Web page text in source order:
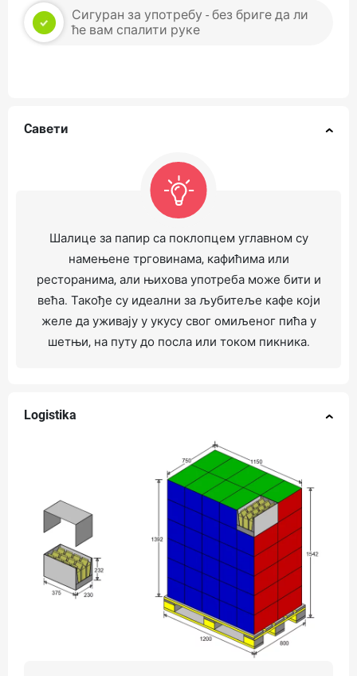
Сигуран за употребу - без бриге да ли
ће вам спалити руке
Cавети
Шалице за папир са поклопцем углавном су
намењене трговинама, кафићима или
ресторанима, али њихова употреба може бити и
већа. Такође су идеални за љубитеље кафе који
желе да уживају у укусу свог омиљеног пића у
шетњи, на путу до посла или током пикника.
Logistika